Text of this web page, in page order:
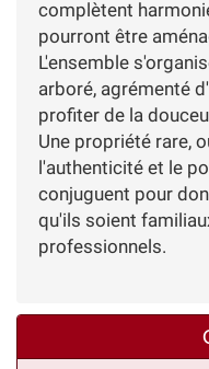
complètent
pourront être
L'ensemble
arboré, agrémenté
profiter de la
Une propriété rare,
l'authenticité et le
conjuguent pour
qu'ils soient
professionnels.